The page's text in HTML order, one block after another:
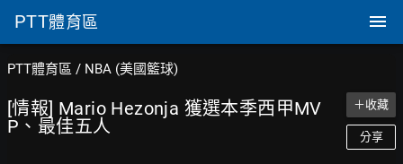
PTT體育區
PTT體育區 / NBA (美國籃球)
[情報] Mario Hezonja 獲選本季西甲MV
P、最佳五人
＋收藏
分享